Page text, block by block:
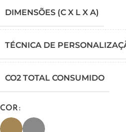
DIMENSÕES (C X L X A)
TÉCNICA DE
CO2 TOTAL CONSUMIDO
COR